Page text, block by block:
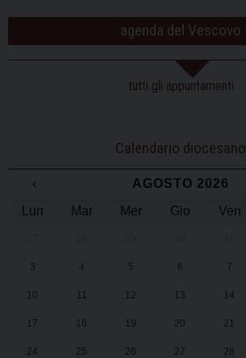
agenda del Vescovo
tutti gli appuntamenti
Calendario diocesano
‹ AGOSTO 2026
Lun
Mar Mer Gio Ven
3 4 5 6 7
10 11 12 13 14
17 18 19 20 21
24 25 26 27 28